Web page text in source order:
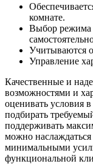
комнате.
Выбор режима
Учитываются
Управление
Качественные и
возможностями и
оценивать условия
подбирать
поддерживать
можно
минимальными
функциональной